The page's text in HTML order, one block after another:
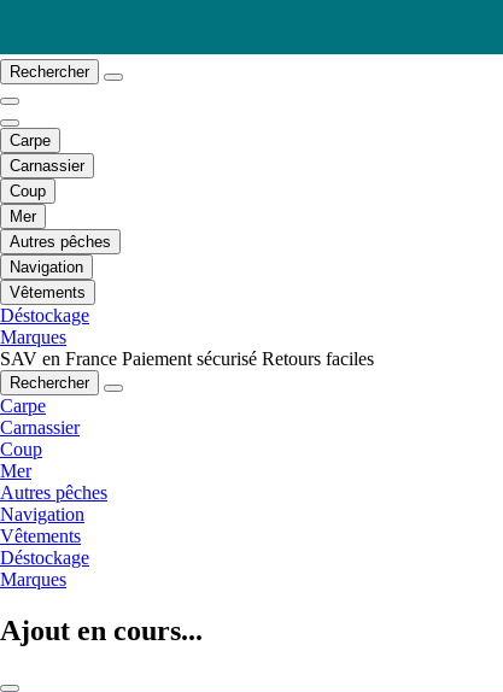
Rechercher
Carpe
Carnassier
Coup
Mer
Autres pêches
Navigation
Vêtements
Déstockage
Marques
SAV en France Paiement sécurisé Retours faciles
Rechercher
Carpe
Carnassier
Coup
Mer
Autres pêches
Navigation
Vêtements
Déstockage
Marques
Ajout en cours...